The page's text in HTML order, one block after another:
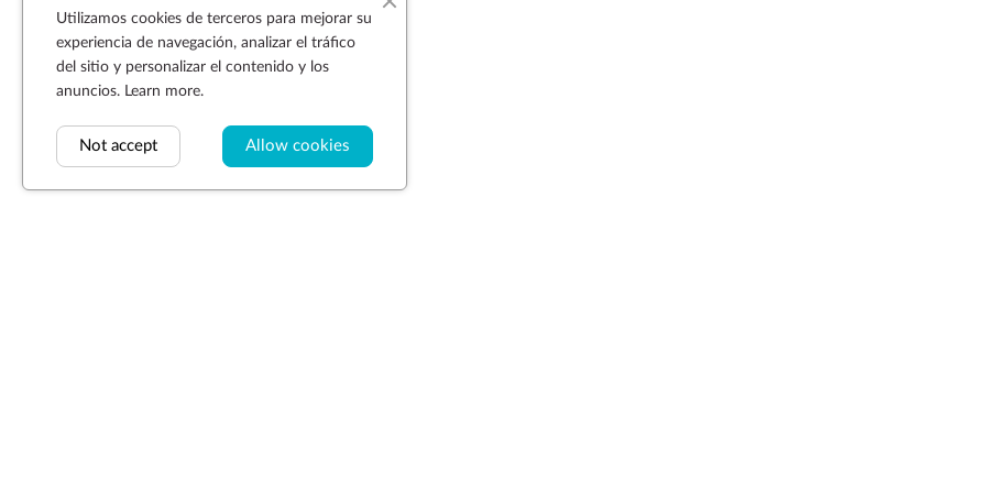
Utilizamos cookies de terceros para mejorar su
experiencia de navegación, analizar el tráfico
del sitio y personalizar el contenido y los
anuncios. Learn more.
Allow cookies
Not accept